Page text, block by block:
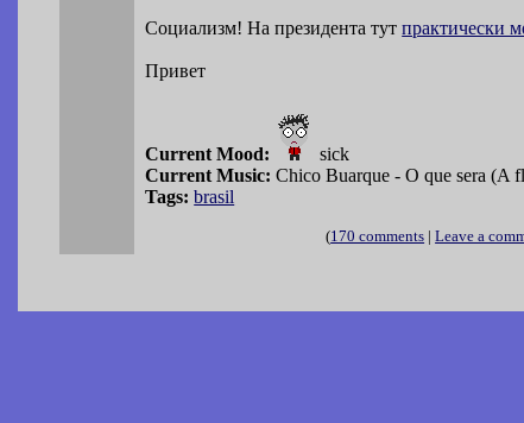
Социализм! На президента тутпрактически
Привет
Current Mood:
sick
Current Music: Chico Buarque - O que sera (A
Tags: brasil
(170 comments |Leave a